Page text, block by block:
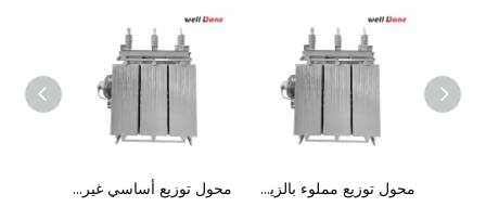
محول توزيع أساسي غير متبلور بقدرة 800 كيلو فولت أمبير محول توزيع مملوء بالزيت من المستوى 2 بقدرة 500 كيلو فولت أمبير